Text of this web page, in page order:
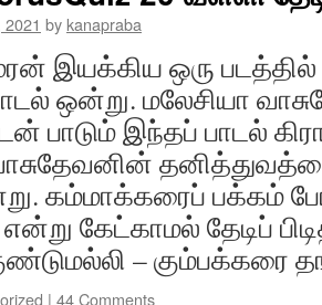
by kanapraba
இயக்கிய ஒரு படத்தில்
ஒன்று. மலேசியா
பாடும் இந்தப் பாடல்
கம்மாக்கரைப் பக்கம்
கேட்காமல் தேடிப்
– கும்பக்கரை
| 44 Comments